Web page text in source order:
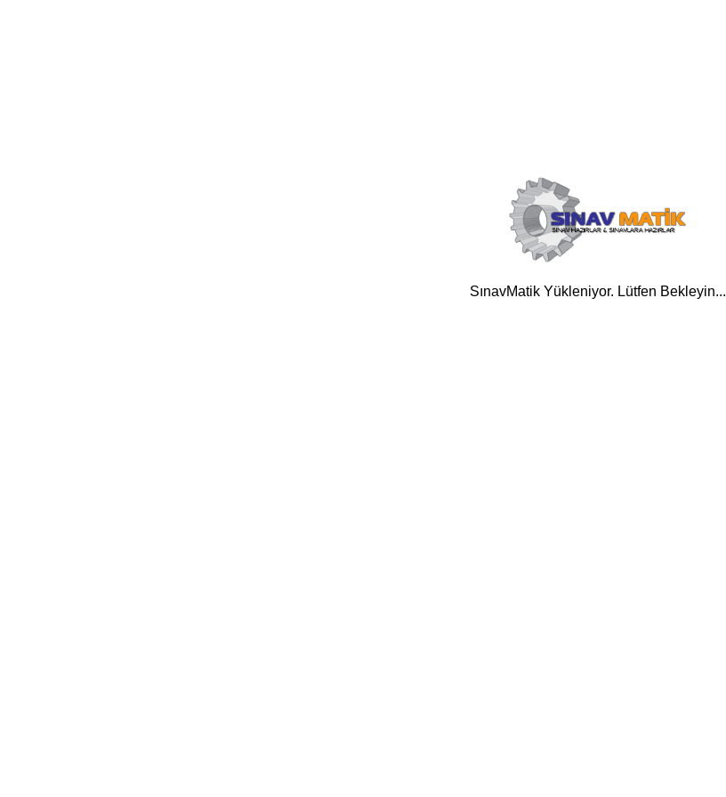
SınavMatik Yükleniyor. Lütfen Bekleyin...